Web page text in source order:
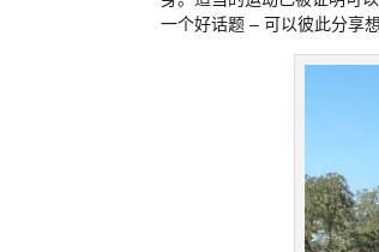
一个好话题 – 可以彼此分享